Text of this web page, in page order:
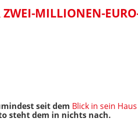
ZWEI-MILLIONEN-
seit dem Blick in sein Haus
steht dem in nichts nach.